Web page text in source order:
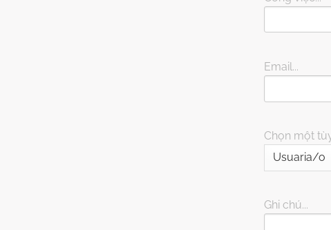
Email...
Chọn một
Ghi chú...